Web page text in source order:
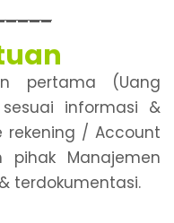
pertama (Uang
informasi &
rekening / Account
Manajemen
terdokumentasi.